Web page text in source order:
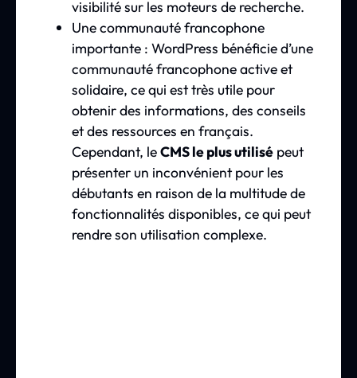
visibilité sur les moteurs de recherche.
Une communauté francophone
importante : WordPress bénéficie d’une
communauté francophone active et
solidaire, ce qui est très utile pour
obtenir des informations, des conseils
et des ressources en français.
Cependant, leCMS le plus utilisé peut
présenter un inconvénient pour les
débutants en raison de la multitude de
fonctionnalités disponibles, ce qui peut
rendre son utilisation complexe.